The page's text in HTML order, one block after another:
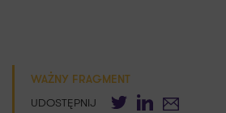
WAŻNY FRAGMENT
UDOSTĘPNIJ TwitterLinkedIn
E-mail